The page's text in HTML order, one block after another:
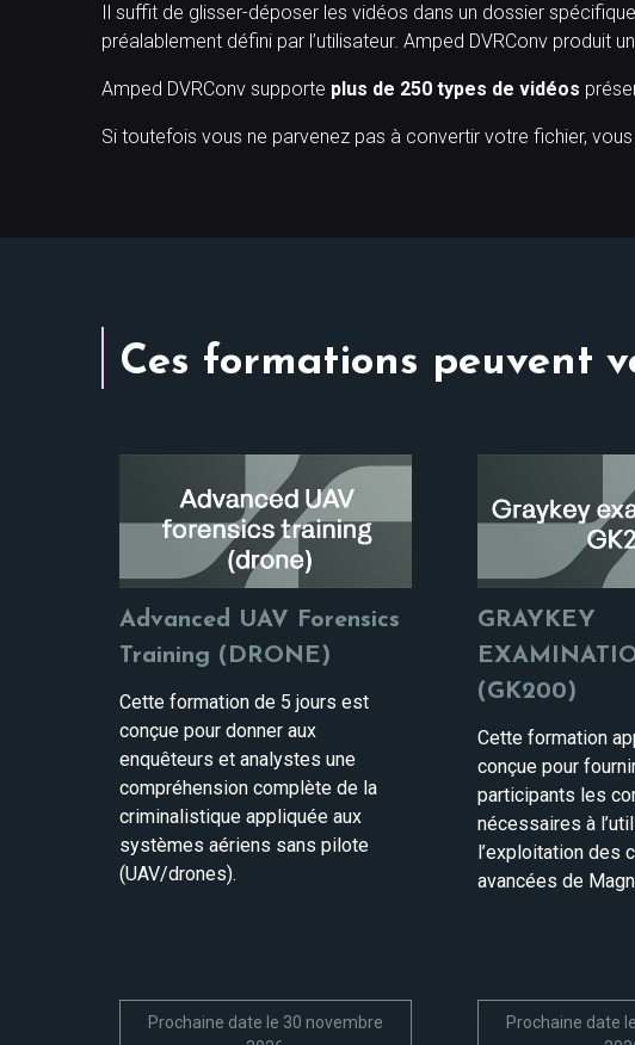
Il suffit de glisser-déposer les vidéos dans un dossier
préalablement défini par l’utilisateur. Amped DVRConv produit
Amped DVRConv supporte plus de 250 types de vidéos
Si toutefois vous ne parvenez pas à convertir votre fichier,
Ces formations peuvent
Advanced UAV Forensics
Training (DRONE)
Cette formation de 5 jours est
conçue pour donner aux
enquêteurs et analystes une
compréhension complète de la
criminalistique appliquée aux
systèmes aériens sans pilote
(UAV/drones).
Prochaine date le 30 novembre
GRAYKEY
(GK200)
Cette formation
conçue pour
participants les
nécessaires à
l’exploitation des
avancées de
Prochaine date